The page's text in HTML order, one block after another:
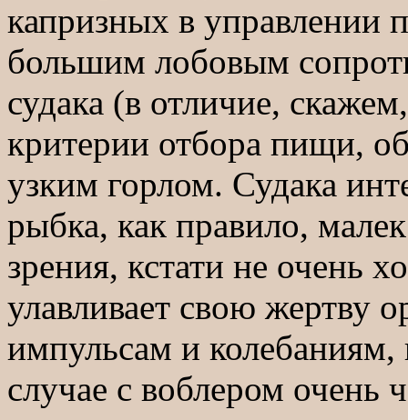
капризных в
большим лобовым
судака (в отличие,
критерии отбора пищи,
узким горлом. Судака
рыбка, как правило,
зрения, кстати не очень
улавливает свою жертву
импульсам и колебаниям,
случае с воблером очень